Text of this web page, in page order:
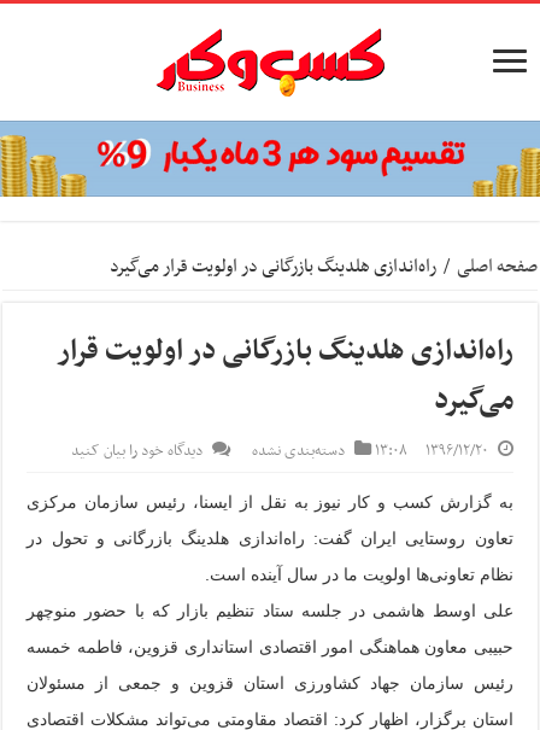
صفحه اصلی / راه‌اندازی هلدینگ بازرگانی در اولویت قرار می‌گیرد
راه‌اندازی هلدینگ بازرگانی در اولویت قرار
می‌گیرد
۱۳۹۶/۱۲/۲۰ ۱۳:۰۸ دسته‌بندی نشده دیدگاه خود را بیان کنید
به گزارش کسب و کار نیوز به نقل از ایسنا، رئیس سازمان مرکزی
تعاون روستایی ایران گفت: راه‌اندازی هلدینگ بازرگانی و تحول در
نظام تعاونی‌ها اولویت ما در سال آینده است.
علی اوسط هاشمی در جلسه ستاد تنظیم بازار که با حضور منوچهر
حبیبی معاون هماهنگی امور اقتصادی استانداری قزوین، فاطمه خمسه
رئیس سازمان جهاد کشاورزی استان قزوین و جمعی از مسئولان
استان برگزار، اظهار کرد: اقتصاد مقاومتی می‌تواند مشکلات اقتصادی